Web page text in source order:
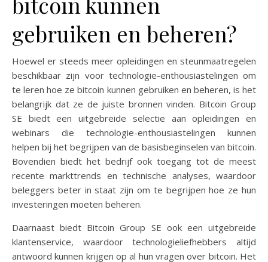
gebruiken en beheren?
Hoewel er steeds meer opleidingen en steunmaatregelen
beschikbaar zijn voor technologie-enthousiastelingen om
te leren hoe ze bitcoin kunnen gebruiken en beheren, is het
belangrijk dat ze de juiste bronnen vinden. Bitcoin Group
SE biedt een uitgebreide selectie aan opleidingen en
webinars die technologie-enthousiastelingen kunnen
helpen bij het begrijpen van de basisbeginselen van bitcoin.
Bovendien biedt het bedrijf ook toegang tot de meest
recente markttrends en technische analyses, waardoor
beleggers beter in staat zijn om te begrijpen hoe ze hun
investeringen moeten beheren.
Daarnaast biedt Bitcoin Group SE ook een uitgebreide
klantenservice, waardoor technologieliefhebbers altijd
antwoord kunnen krijgen op al hun vragen over bitcoin. Het